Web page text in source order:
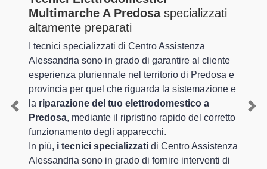
Multimarche A Predosaspecializzati
altamente preparati
I tecnici specializzati di Centro Assistenza
Alessandria sono in grado di garantire al cliente
esperienza pluriennale nel territorio di Predosa e
provincia per quel che riguarda la sistemazione e
la riparazione del tuo elettrodomestico a
Predosa, mediante il ripristino rapido del corretto
funzionamento degli apparecchi.
In più, i tecnici specializzati di Centro Assistenza
Alessandria sono in grado di fornire interventi di
Previous